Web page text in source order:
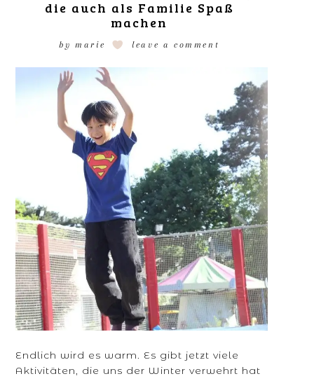
die auch als Familie Spaß
machen
bymarie leave a comment
Endlich wird es warm. Es gibt jetzt viele
Aktivitäten, die uns der Winter verwehrt hat